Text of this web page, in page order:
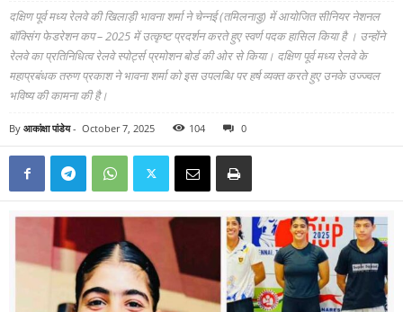
दक्षिण पूर्व मध्य रेलवे की खिलाड़ी भावना शर्मा ने चेन्नई (तमिलनाडु) में आयोजित सीनियर नेशनल
बॉक्सिंग फेडरेशन कप – 2025 में उत्कृष्ट प्रदर्शन करते हुए स्वर्ण पदक हासिल किया है । उन्होंने
रेलवे का प्रतिनिधित्व रेलवे स्पोर्ट्स प्रमोशन बोर्ड की ओर से किया। दक्षिण पूर्व मध्य रेलवे के
महाप्रबंधक तरुण प्रकाश ने भावना शर्मा को इस उपलब्धि पर हर्ष व्यक्त करते हुए उनके उज्ज्वल
भविष्य की कामना की है।
By आकांक्षा पांडेय- October 7, 2025 104 0